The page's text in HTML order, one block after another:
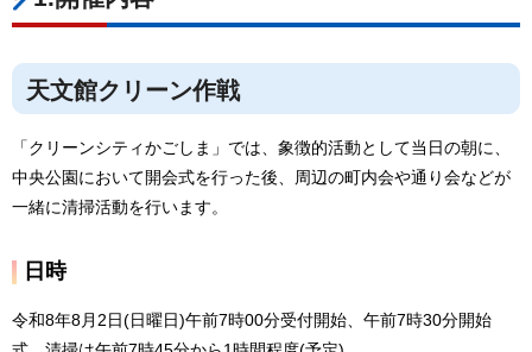
天文館クリーン作戦
「クリーンシティかごしま」では、象徴的活動として当日の朝に、
中央公園において開会式を行った後、周辺の町内会や通り会などが
一緒に清掃活動を行います。
日時
令和8年8月2日(日曜日)午前7時00分受付開始、午前7時30分開始